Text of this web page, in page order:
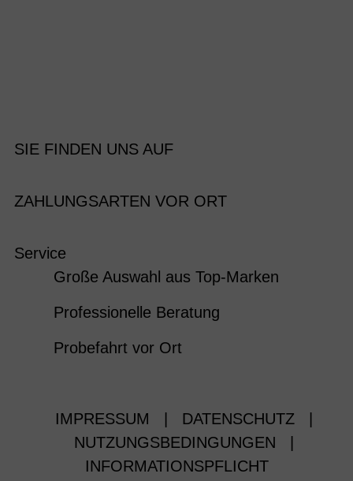
SIE FINDEN UNS AUF
ZAHLUNGSARTEN VOR ORT
Service
Große Auswahl aus Top-Marken
Professionelle Beratung
Probefahrt vor Ort
IMPRESSUM DATENSCHUTZ
NUTZUNGSBEDINGUNGEN
INFORMATIONSPFLICHT